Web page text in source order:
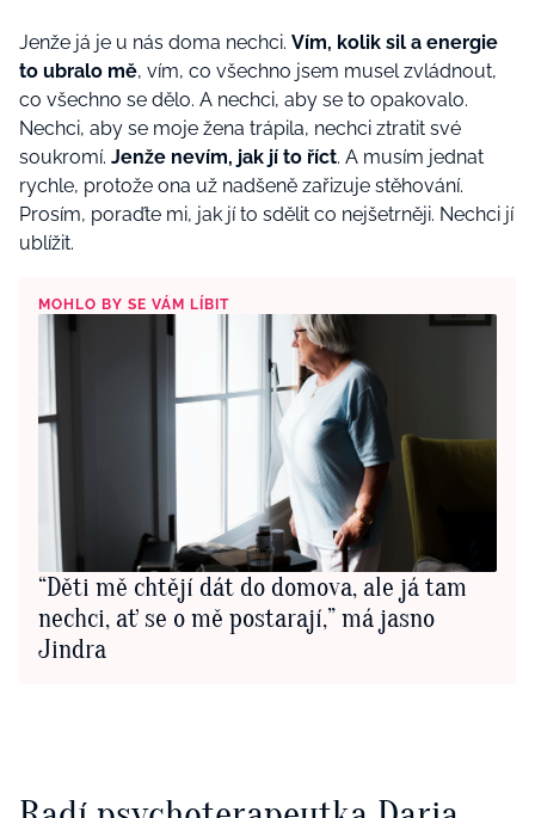
Jenže já je u nás doma nechci. Vím, kolik sil a energie
to ubralo mě, vím, co všechno jsem musel zvládnout,
co všechno se dělo. A nechci, aby se to opakovalo.
Nechci, aby se moje žena trápila, nechci ztratit své
soukromí. Jenže nevím, jak jí to říct. A musím jednat
rychle, protože ona už nadšeně zařizuje stěhování.
Prosím, poraďte mi, jak jí to sdělit co nejšetrněji. Nechci jí
ublížit.
MOHLO BY SE VÁM LÍBIT
“Děti mě chtějí dát do domova, ale já tam
nechci, ať se o mě postarají,” má jasno
Jindra